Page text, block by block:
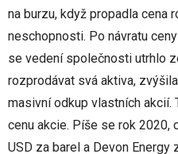
na burzu, když propadla cena
neschopnosti. Po návratu
se vedení společnosti utrhlo
rozprodávat svá aktiva,
masivní odkup vlastních
cenu akcie. Píše se rok 2020,
USD za barel a Devon